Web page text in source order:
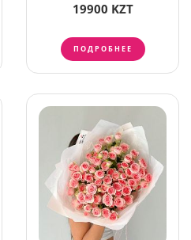
19900 KZT
ПОДРОБНЕЕ